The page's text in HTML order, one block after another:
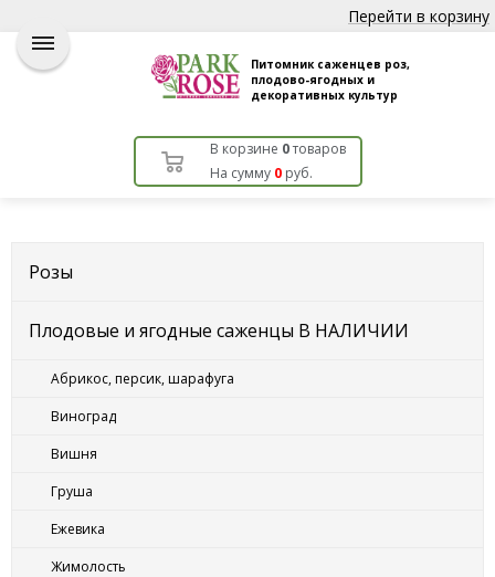
Перейти в корзину
Питомник саженцев роз,
плодово-ягодных и
декоративных культур
В корзине 0товаров
На сумму 0руб.
Розы
Плодовые и ягодные саженцы В НАЛИЧИИ
Абрикос, персик, шарафуга
Виноград
Вишня
Груша
Ежевика
Жимолость